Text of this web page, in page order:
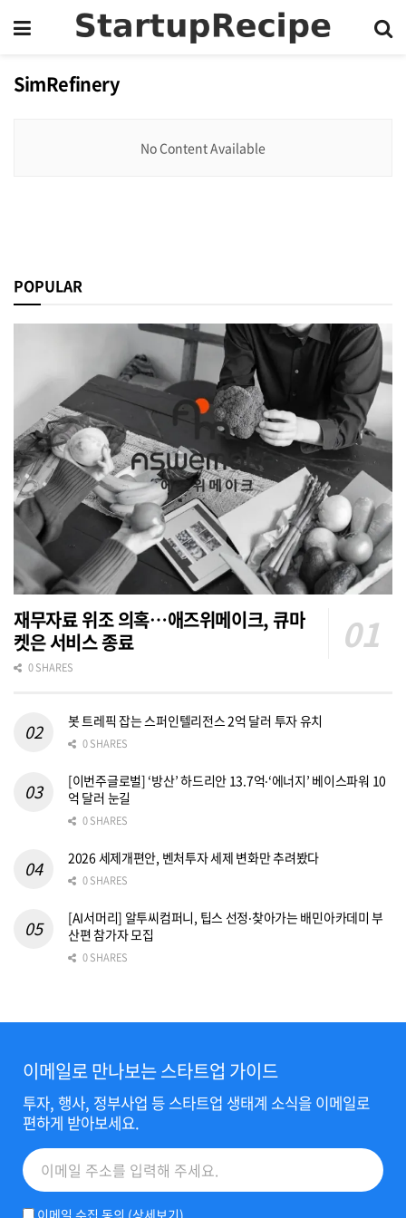
SimRefinery
No Content Available
POPULAR
재무자료 위조 의혹…애즈위메이크, 큐마
켓은 서비스 종료
0 SHARES
봇 트레픽 잡는 스퍼인텔리전스 2억 달러 투자 유치
0 SHARES
[이번주글로벌] ‘방산’ 하드리안 13.7억‧‘에너지’ 베이스파워 10
억 달러 눈길
0 SHARES
2026 세제개편안, 벤처투자 세제 변화만 추려봤다
0 SHARES
[AI서머리] 알투씨컴퍼니, 팁스 선정‧찾아가는 배민아카데미 부
산편 참가자 모집
0 SHARES
이메일로 만나보는 스타트업 가이드
투자, 행사, 정부사업 등 스타트업 생태계 소식을 이메일로
편하게 받아보세요.
이메일 수집 동의 (상세보기)